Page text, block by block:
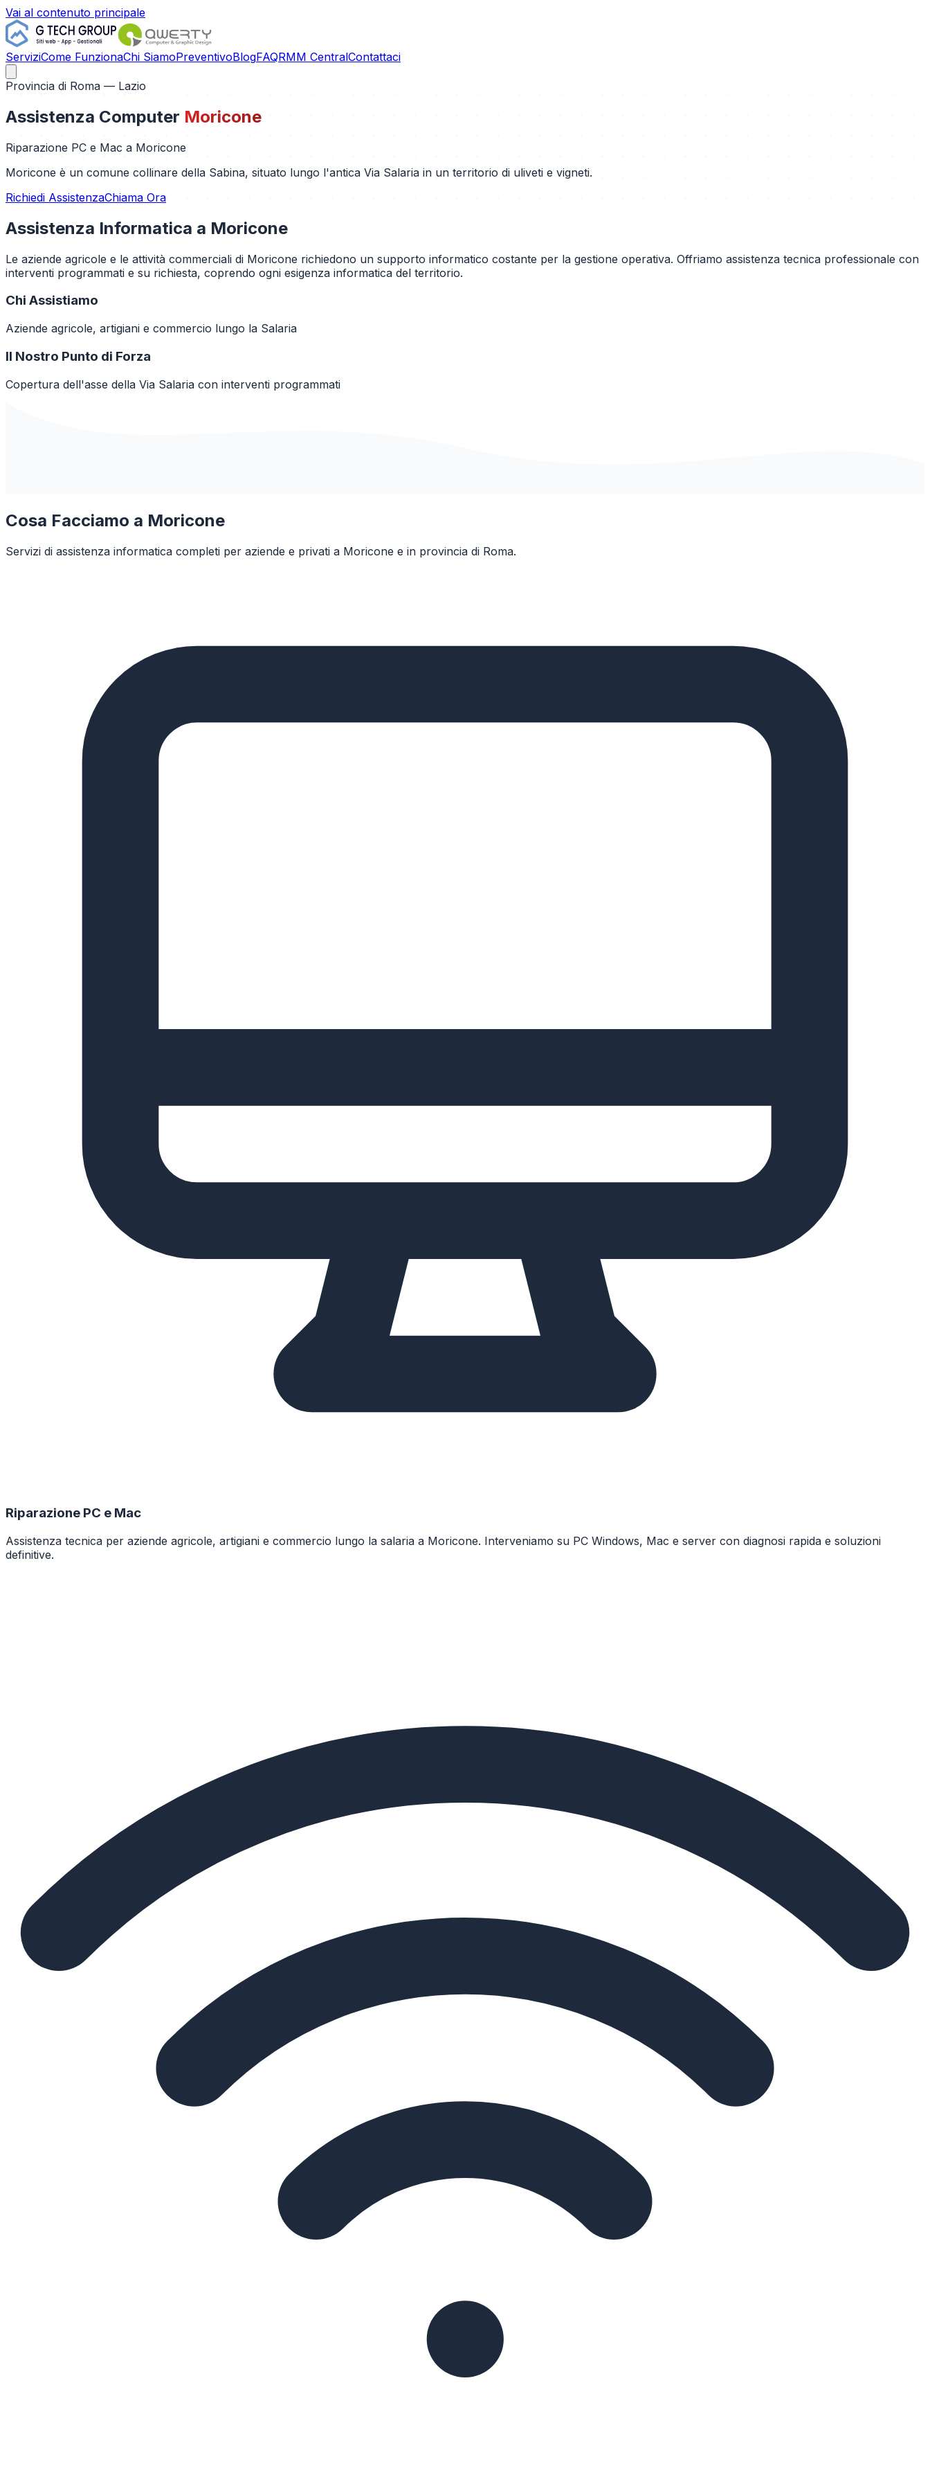
Vai al contenuto principale
ServiziCome FunzionaChi SiamoPreventivoBlogFAQRMM CentralContattaci
Provincia di Roma — Lazio
Assistenza Computer Moricone
Riparazione PC e Mac a Moricone
Moricone è un comune collinare della Sabina, situato lungo l'antica Via Salaria in un territorio di uliveti e vigneti.
Richiedi AssistenzaChiama Ora
Assistenza Informatica a Moricone
Le aziende agricole e le attività commerciali di Moricone richiedono un supporto informatico costante per la gestione operativa. Offriamo assistenza tecnica professionale con
interventi programmati e su richiesta, coprendo ogni esigenza informatica del territorio.
Chi Assistiamo
Aziende agricole, artigiani e commercio lungo la Salaria
Il Nostro Punto di Forza
Copertura dell'asse della Via Salaria con interventi programmati
Cosa Facciamo a Moricone
Servizi di assistenza informatica completi per aziende e privati a Moricone e in provincia di Roma.
Riparazione PC e Mac
Assistenza tecnica per aziende agricole, artigiani e commercio lungo la salaria a Moricone. Interveniamo su PC Windows, Mac e server con diagnosi rapida e soluzioni
definitive.